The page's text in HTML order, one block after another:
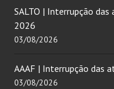
SALTO | Interrupção
2026
03/08/2026
AAAF | Interrupção das
03/08/2026